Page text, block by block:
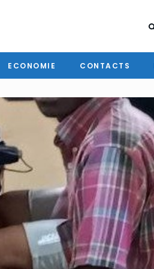
ECONOMIE CONTACTS